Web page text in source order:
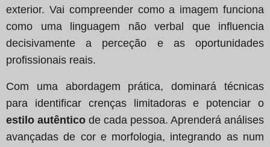
exterior. Vai compreender como a imagem funciona
como uma linguagem não verbal que influencia
decisivamente a perceção e as oportunidades
profissionais reais.
Com uma abordagem prática, dominará técnicas
para identificar crenças limitadoras e potenciar o
estilo autêntico de cada pessoa. Aprenderá análises
avançadas de cor e morfologia, integrando as num